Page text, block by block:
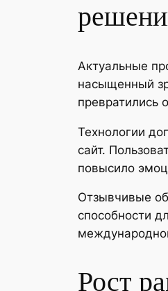
Актуальные
насыщенный
превратились
Технологии
сайт.
повысило
Отзывчивые
способности
Рост